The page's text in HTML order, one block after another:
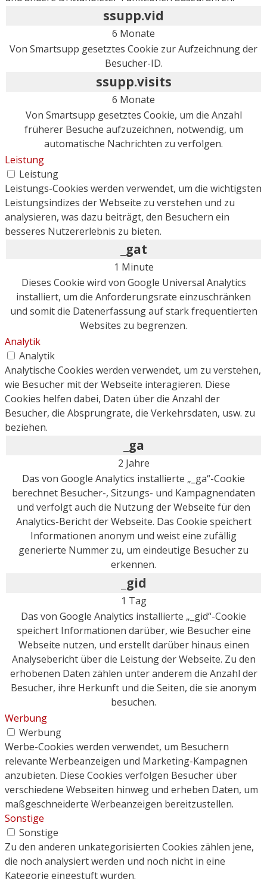
ssupp.vid
6 Monate
Von Smartsupp gesetztes Cookie zur Aufzeichnung der
Besucher-ID.
ssupp.visits
6 Monate
Von Smartsupp gesetztes Cookie, um die Anzahl
früherer Besuche aufzuzeichnen, notwendig, um
automatische Nachrichten zu verfolgen.
Leistung
Leistung
Leistungs-Cookies werden verwendet, um die wichtigsten
Leistungsindizes der Webseite zu verstehen und zu
analysieren, was dazu beiträgt, den Besuchern ein
besseres Nutzererlebnis zu bieten.
_gat
1 Minute
Dieses Cookie wird von Google Universal Analytics
installiert, um die Anforderungsrate einzuschränken
und somit die Datenerfassung auf stark frequentierten
Websites zu begrenzen.
Analytik
Analytik
Analytische Cookies werden verwendet, um zu verstehen,
wie Besucher mit der Webseite interagieren. Diese
Cookies helfen dabei, Daten über die Anzahl der
Besucher, die Absprungrate, die Verkehrsdaten, usw. zu
beziehen.
_ga
2 Jahre
Das von Google Analytics installierte „_ga“-Cookie
berechnet Besucher-, Sitzungs- und Kampagnendaten
und verfolgt auch die Nutzung der Webseite für den
Analytics-Bericht der Webseite. Das Cookie speichert
Informationen anonym und weist eine zufällig
generierte Nummer zu, um eindeutige Besucher zu
erkennen.
_gid
1 Tag
Das von Google Analytics installierte „_gid“-Cookie
speichert Informationen darüber, wie Besucher eine
Webseite nutzen, und erstellt darüber hinaus einen
Analysebericht über die Leistung der Webseite. Zu den
erhobenen Daten zählen unter anderem die Anzahl der
Besucher, ihre Herkunft und die Seiten, die sie anonym
besuchen.
Werbung
Werbung
Werbe-Cookies werden verwendet, um Besuchern
relevante Werbeanzeigen und Marketing-Kampagnen
anzubieten. Diese Cookies verfolgen Besucher über
verschiedene Webseiten hinweg und erheben Daten, um
maßgeschneiderte Werbeanzeigen bereitzustellen.
Sonstige
Sonstige
Zu den anderen unkategorisierten Cookies zählen jene,
die noch analysiert werden und noch nicht in eine
Kategorie eingestuft wurden.